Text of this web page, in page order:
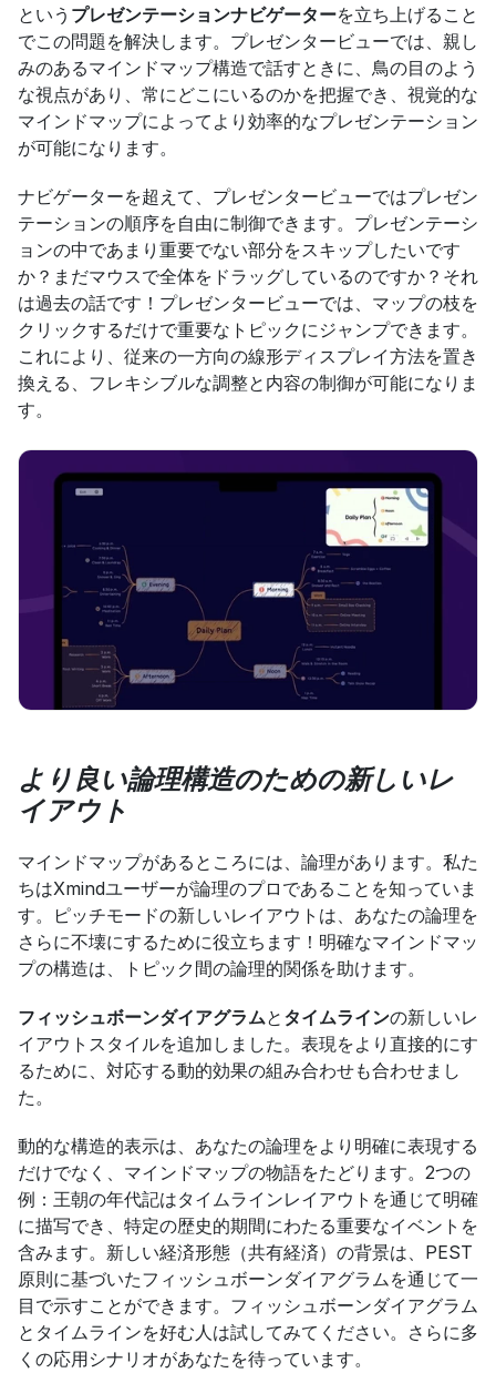
という プレゼンテーションナビゲーターを立ち上げること
でこの問題を解決します。プレゼンタービューでは、親し
みのあるマインドマップ構造で話すときに、鳥の目のよう
な視点があり、常にどこにいるのかを把握でき、視覚的な
マインドマップによってより効率的なプレゼンテーション
が可能になります。
ナビゲーターを超えて、プレゼンタービューではプレゼン
テーションの順序を自由に制御できます。プレゼンテーシ
ョンの中であまり重要でない部分をスキップしたいです
か？まだマウスで全体をドラッグしているのですか？それ
は過去の話です！プレゼンタービューでは、マップの枝を
クリックするだけで重要なトピックにジャンプできます。
これにより、従来の一方向の線形ディスプレイ方法を置き
換える、フレキシブルな調整と内容の制御が可能になりま
す。
より良い論理構造のための新しいレ
イアウト
マインドマップがあるところには、論理があります。私た
ちはXmindユーザーが論理のプロであることを知っていま
す。ピッチモードの新しいレイアウトは、あなたの論理を
さらに不壊にするために役立ちます！明確なマインドマッ
プの構造は、トピック間の論理的関係を助けます。
フィッシュボーンダイアグラムと タイムラインの新しいレ
イアウトスタイルを追加しました。表現をより直接的にす
るために、対応する動的効果の組み合わせも合わせまし
た。
動的な構造的表示は、あなたの論理をより明確に表現する
だけでなく、マインドマップの物語をたどります。2つの
例：王朝の年代記はタイムラインレイアウトを通じて明確
に描写でき、特定の歴史的期間にわたる重要なイベントを
含みます。新しい経済形態（共有経済）の背景は、PEST
原則に基づいたフィッシュボーンダイアグラムを通じて一
目で示すことができます。フィッシュボーンダイアグラム
とタイムラインを好む人は試してみてください。さらに多
くの応用シナリオがあなたを待っています。